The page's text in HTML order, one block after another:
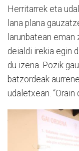
Herritarrek eta
lana plana
larunbatean
deialdi irekia egin
du izena. Pozik
batzordeak
udaletxean.